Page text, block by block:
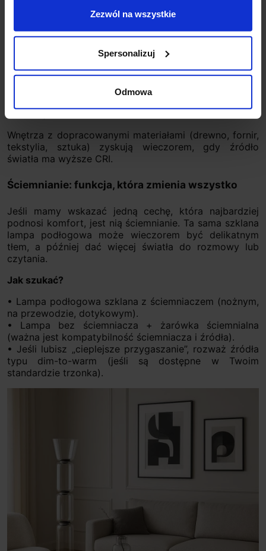
Zezwól na wszystkie
Spersonalizuj
Odmowa
potrafią być skuteczniejsze niż „po prostu mocniejsze”
Krok 4: CRI – kiedy warto dopłacić do jakości
• CRI 80+ to solidny standard do codziennego użytku.
• CRI 90+ wybieraj, gdy zależy Ci na pięknym odbiorze
dekoracje.
Wnętrza z dopracowanymi materiałami (drewno, fornir,
tekstylia, sztuka) zyskują wieczorem, gdy źródło
światła ma wyższe CRI.
Ściemnianie: funkcja, która zmienia wszystko
Jeśli mamy wskazać jedną cechę, która najbardziej
podnosi komfort, jest nią ściemnianie. Ta sama szklana
lampa podłogowa może wieczorem być delikatnym
tłem, a później dać więcej światła do rozmowy lub
czytania.
Jak szukać?
• Lampa podłogowa szklana z ściemniaczem (nożnym,
na przewodzie, dotykowym).
• Lampa bez ściemniacza + żarówka ściemnialna
(ważna jest kompatybilność ściemniacza i źródła).
• Jeśli lubisz „cieplejsze przygaszanie”, rozważ źródła
typu dim-to-warm (jeśli są dostępne w Twoim
standardzie trzonka).